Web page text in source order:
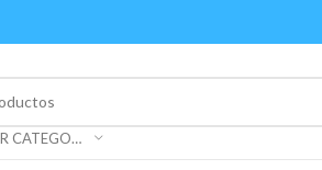
SELECCIONAR CATEGORÍA